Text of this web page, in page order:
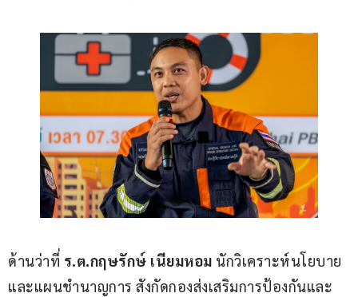
ด้านว่าที่ ร.ต.กฤษรักษ์ เนียมหอม นักวิเคราะห์นโยบาย
และแผนชำนาญการ สังกัดกองส่งเสริมการป้องกันและ